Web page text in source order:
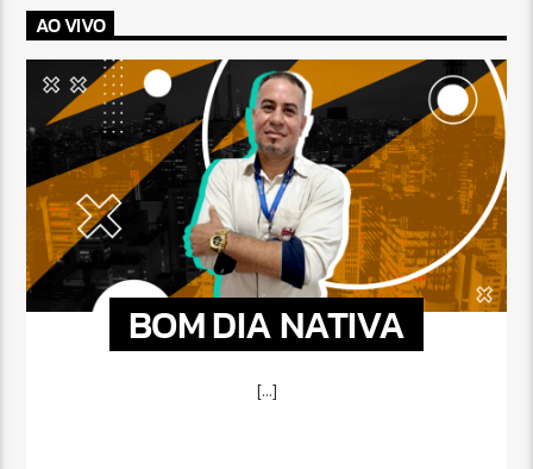
AO VIVO
BOM DIA NATIVA
[...]